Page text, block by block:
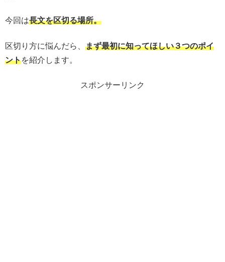
今回は長文を区切る場所。
区切り方に悩んだら、 まず最初に知ってほしい３つのポイ
ントを紹介します。
スポンサーリンク